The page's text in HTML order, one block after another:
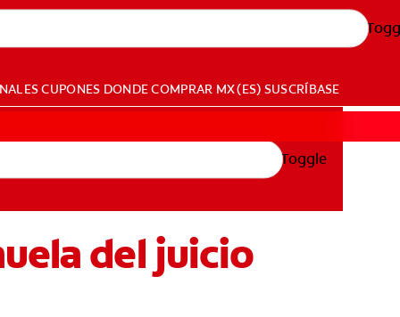
CUPONES DONDE COMPRAR MX (ES) SUSCRÍBASE
Toggle
del juicio